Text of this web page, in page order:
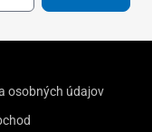
osobných údajov